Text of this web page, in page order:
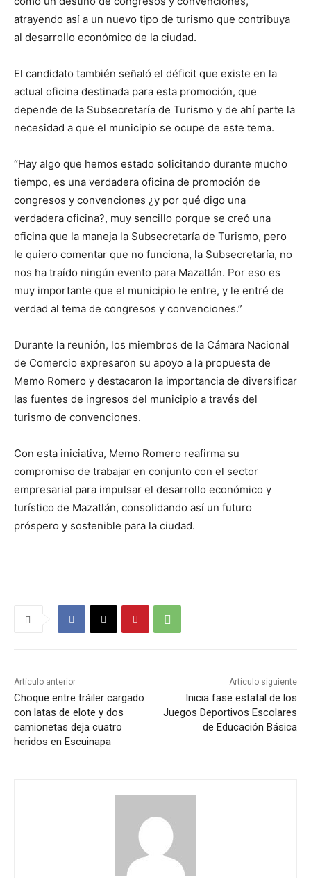
atrayendo así a un nuevo tipo de turismo que contribuya
al desarrollo económico de la ciudad.
El candidato también señaló el déficit que existe en la
actual oficina destinada para esta promoción, que
depende de la Subsecretaría de Turismo y de ahí parte la
necesidad a que el municipio se ocupe de este tema.
“Hay algo que hemos estado solicitando durante mucho
tiempo, es una verdadera oficina de promoción de
congresos y convenciones ¿y por qué digo una
verdadera oficina?, muy sencillo porque se creó una
oficina que la maneja la Subsecretaría de Turismo, pero
le quiero comentar que no funciona, la Subsecretaría, no
nos ha traído ningún evento para Mazatlán. Por eso es
muy importante que el municipio le entre, y le entré de
verdad al tema de congresos y convenciones.”
Durante la reunión, los miembros de la Cámara Nacional
de Comercio expresaron su apoyo a la propuesta de
Memo Romero y destacaron la importancia de diversificar
las fuentes de ingresos del municipio a través del
turismo de convenciones.
Con esta iniciativa, Memo Romero reafirma su
compromiso de trabajar en conjunto con el sector
empresarial para impulsar el desarrollo económico y
turístico de Mazatlán, consolidando así un futuro
próspero y sostenible para la ciudad.
Artículo anterior
Choque entre tráiler cargado
con latas de elote y dos
camionetas deja cuatro
heridos en Escuinapa
Artículo siguiente
Inicia fase estatal de los
Juegos Deportivos Escolares
de Educación Básica